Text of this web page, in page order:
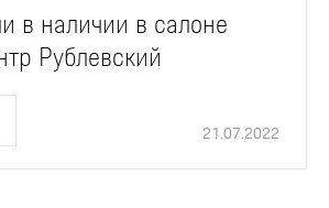
в наличии в салоне
Рублевский
21.07.2022